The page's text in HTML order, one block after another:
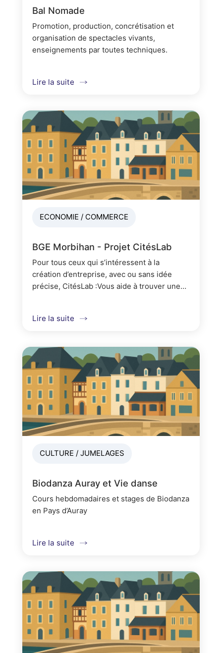
Bal Nomade
Promotion, production, concrétisation et
organisation de spectacles vivants,
enseignements par toutes techniques.
Lire la suite
ECONOMIE / COMMERCE
BGE Morbihan - Projet CitésLab
Pour tous ceux qui s’intéressent à la
création d’entreprise, avec ou sans idée
précise, CitésLab :Vous aide à trouver une
Lire la suite
CULTURE / JUMELAGES
Biodanza Auray et Vie danse
Cours hebdomadaires et stages de Biodanza
en Pays d’Auray
Lire la suite